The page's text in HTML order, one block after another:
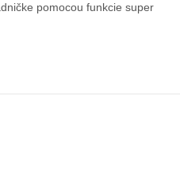
pomocou funkcie super